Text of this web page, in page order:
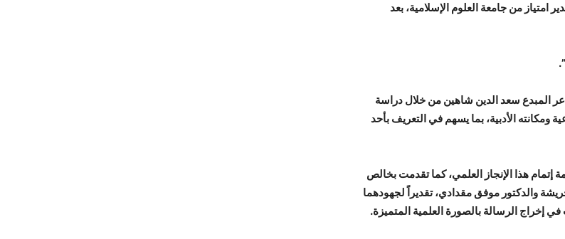
امتياز من جامعة العلوم الإسلامية، بعد
المبدع سعد الدين شاهين من خلال دراسة
ومكانته الأدبية، بما يسهم في التعريف بأحد
إتمام هذا الإنجاز العلمي، كما تقدمت بخالص
والدكتور موفق مقدادي، تقديراً لجهودهما
إخراج الرسالة بالصورة العلمية المتميزة.